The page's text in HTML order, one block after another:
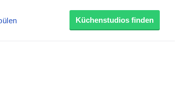
Küchenstudios finden